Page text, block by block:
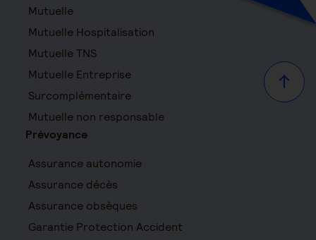
Haut
Mutuelle
Mutuelle Hospitalisation
Mutuelle TNS
Mutuelle Entreprise
Surcomplémentaire
Mutuelle non responsable
Prévoyance
Assurance autonomie
Assurance décès
Assurance obsèques
Garantie Protection Accident